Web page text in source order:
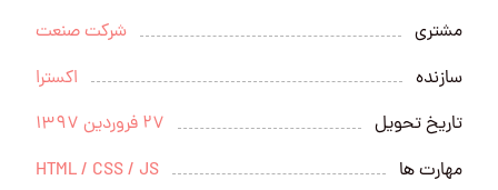
مشتری
شرکت صنعت
سازنده
اکسترا
تاریخ تحویل
27 فروردین 1397
مهارت ها
HTML / CSS / JS